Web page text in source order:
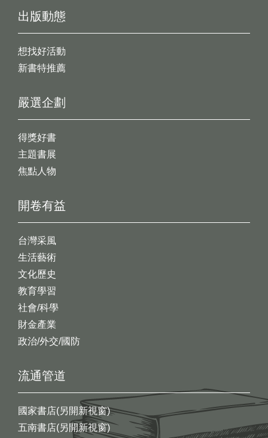
出版動態
想找好活動
新書特推薦
開卷有益
台灣采風
生活藝術
文化歷史
教育學習
社會/科學
財金產業
政治/外交/國防
嚴選企劃
得獎好書
主題書展
焦點人物
流通管道
國家書店(另開新視窗)
五南書店(另開新視窗)